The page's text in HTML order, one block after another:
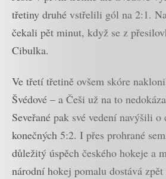
třetiny druhé vstřelili gól na 2:1.
čekali pět minut, když se z
Cibulka.
Ve třetí třetině ovšem skóre
Švédové – a Češi už na to
Seveřané pak své vedení navýšili
konečných 5:2. I přes prohrané
důležitý úspěch českého hokeje a
národní hokej pomalu dostává